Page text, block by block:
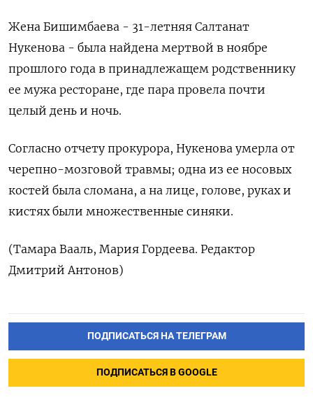
Жена Бишимбаева - 31-летняя Салтанат
Нукенова - была найдена мертвой в ноябре
прошлого года в принадлежащем родственнику
ее мужа ресторане, где пара провела почти
целый день и ночь.
Согласно отчету прокурора, Нукенова умерла от
черепно-мозговой травмы; одна из ее носовых
костей была сломана, а на лице, голове, руках и
кистях были множественные синяки.
(Тамара Вааль, Мария Гордеева. Редактор
Дмитрий Антонов)
ПОДПИСАТЬСЯ НА ТЕЛЕГРАМ
ПОДПИСАТЬСЯ В GOOGLE